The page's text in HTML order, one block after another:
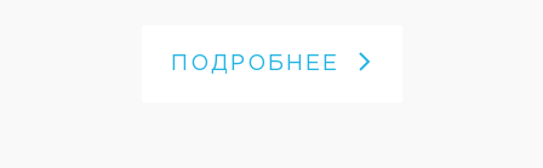
ПОДРОБНЕЕ